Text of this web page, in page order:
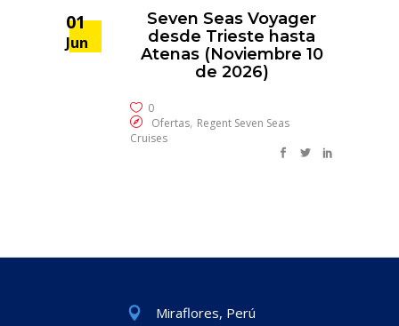
01
Jun
Seven Seas Voyager
desde Trieste hasta
Atenas (Noviembre 10
de 2026)
0
Ofertas, Regent Seven Seas
Cruises
Miraflores, Perú